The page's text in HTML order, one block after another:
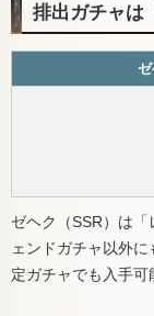
排出ガチャは
ゼヘク（SSR）は
ェンドガチャ以外
定ガチャでも入手可